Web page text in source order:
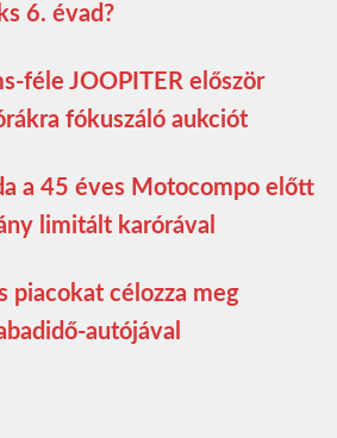
6. évad?
féle JOOPITER először
fókuszáló aukciót
a 45 éves Motocompo előtt
limitált karórával
piacokat célozza meg
autójával